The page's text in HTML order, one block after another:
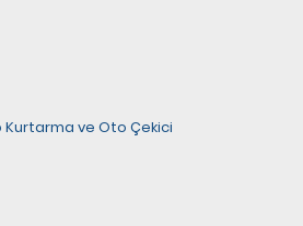
Kurtarma ve Oto Çekici